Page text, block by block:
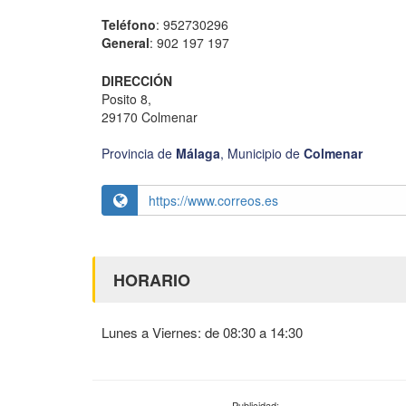
Teléfono: 952730296
General: 902 197 197
DIRECCIÓN
Posito 8,
29170 Colmenar
Provincia de Málaga, Municipio de Colmenar
https://www.correos.es
HORARIO
Lunes a Viernes: de 08:30 a 14:30